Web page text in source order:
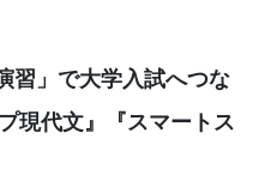
習」で大学入試へつな
現代文』『スマートス